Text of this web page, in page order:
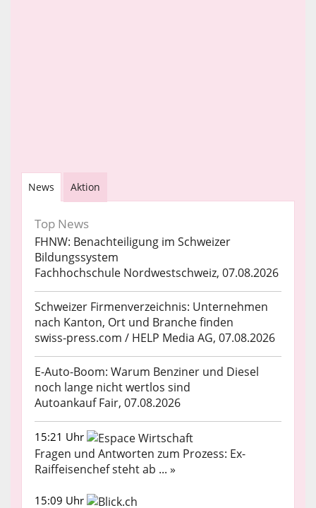
News Aktion
Top News
FHNW: Benachteiligung im Schweizer
Bildungssystem
Fachhochschule Nordwestschweiz, 07.08.2026
Schweizer Firmenverzeichnis: Unternehmen
nach Kanton, Ort und Branche finden
swiss-press.com / HELP Media AG, 07.08.2026
E-Auto-Boom: Warum Benziner und Diesel
noch lange nicht wertlos sind
Autoankauf Fair, 07.08.2026
15:21 Uhr
Fragen und Antworten zum Prozess: Ex-
Raiffeisenchef steht ab ... »
15:09 Uhr